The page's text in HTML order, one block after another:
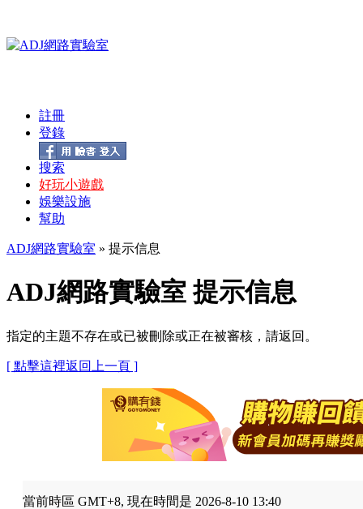
註冊
登錄
搜索
好玩小遊戲
娛樂設施
幫助
ADJ網路實驗室 » 提示信息
ADJ網路實驗室 提示信息
指定的主題不存在或已被刪除或正在被審核，請返回。
[ 點擊這裡返回上一頁 ]
當前時區 GMT+8, 現在時間是 2026-8-10 13:40